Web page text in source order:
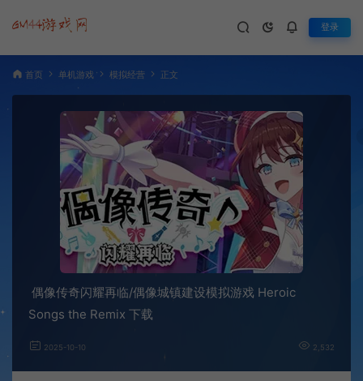
登录
首页 单机游戏 模拟经营 正文
偶像传奇闪耀再临/偶像城镇建设模拟游戏 Heroic
Songs the Remix 下载
2025-10-10 2,532